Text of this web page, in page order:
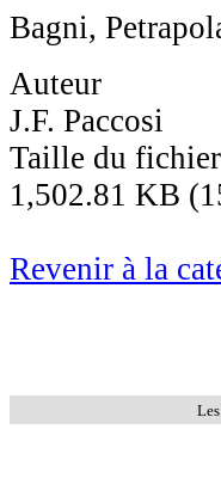
Bagni,
Auteur
J.F. Paccosi
Taille du
1,502.81 KB
Revenir à la